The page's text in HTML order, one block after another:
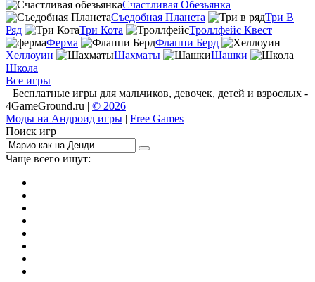
Счастливая Обезьянка
Съедобная Планета
Три В
Ряд
Три Кота
Троллфейс Квест
Ферма
Флаппи Берд
Хеллоуин
Шахматы
Шашки
Школа
Все игры
Бесплатные игры для мальчиков, девочек, детей и взрослых -
4GameGround.ru | © 2026
Моды на Андроид игры | Free Games
Поиск игр
Чаще всего ищут: